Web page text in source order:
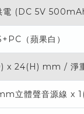
電 (DC 5V
（蘋果白）
x 24(H) mm / 淨
立體聲音源線 x